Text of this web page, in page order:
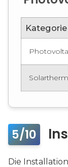
Kategorie
5/10
Die